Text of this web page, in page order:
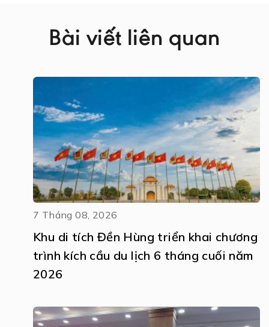
Bài viết liên quan
7 Tháng 08, 2026
Khu di tích Đền Hùng triển khai chương
trình kích cầu du lịch 6 tháng cuối năm
2026